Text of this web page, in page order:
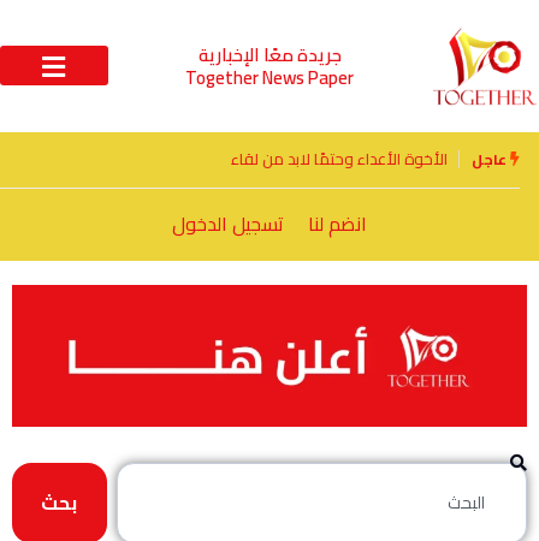
جريدة معًا الإخبارية
Together News Paper
عاجل الأخوة الأعداء وحتمًا لابد من لقاء
انضم لنا تسجيل الدخول
بحث